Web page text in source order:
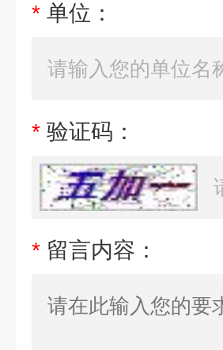
* 单位：
* 验证码：
* 留言内容：